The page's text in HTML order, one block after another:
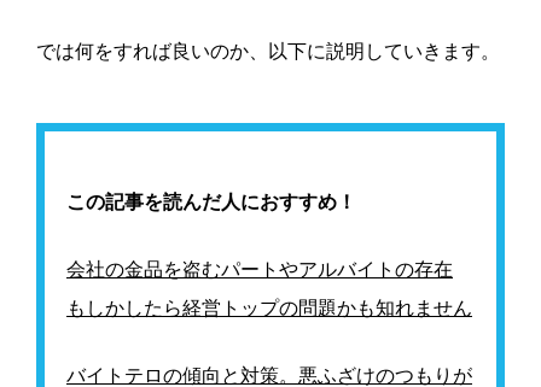
では何をすれば良いのか、以下に説明していきます。
この記事を読んだ人におすすめ！
会社の金品を盗むパートやアルバイトの存在
もしかしたら経営トップの問題かも知れません
バイトテロの傾向と対策。悪ふざけのつもりが